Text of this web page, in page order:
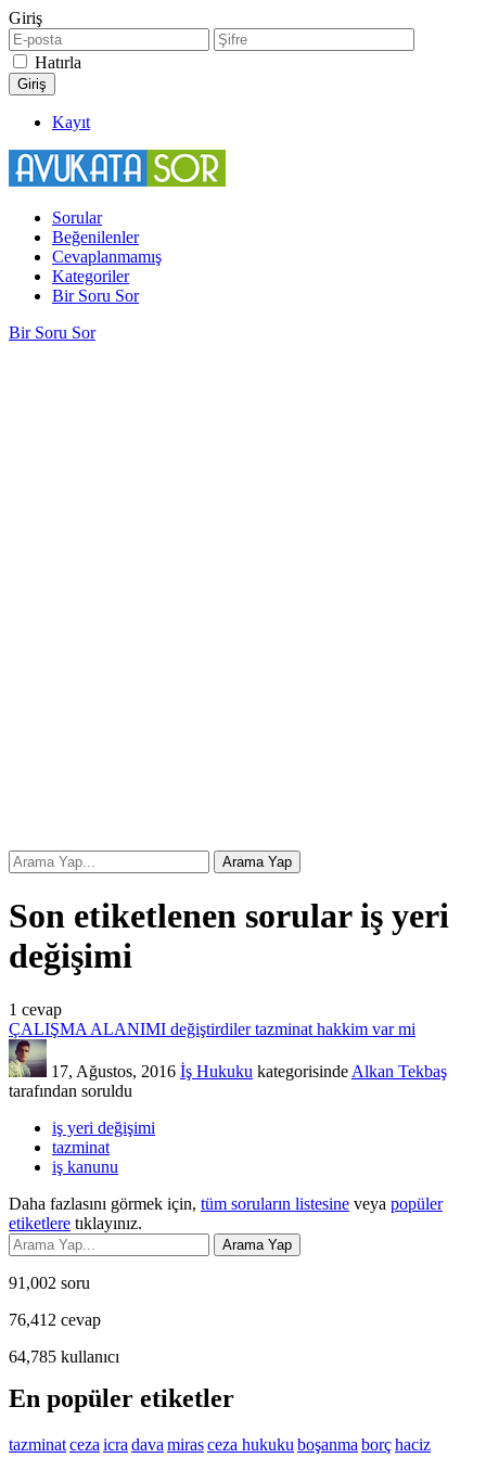
Giriş
Hatırla
Kayıt
Sorular
Beğenilenler
Cevaplanmamış
Kategoriler
Bir Soru Sor
Bir Soru Sor
Son etiketlenen sorular iş yeri
değişimi
1 cevap
ÇALIŞMA ALANIMI değiştirdiler tazminat hakkim var mi
17, Ağustos, 2016 İş Hukuku kategorisinde Alkan Tekbaş
tarafından soruldu
iş yeri değişimi
tazminat
iş kanunu
Daha fazlasını görmek için, tüm soruların listesine veya popüler
etiketlere tıklayınız.
91,002 soru
76,412 cevap
64,785 kullanıcı
En popüler etiketler
tazminatceza icra dava mirasceza hukuku boşanma borçhaciz